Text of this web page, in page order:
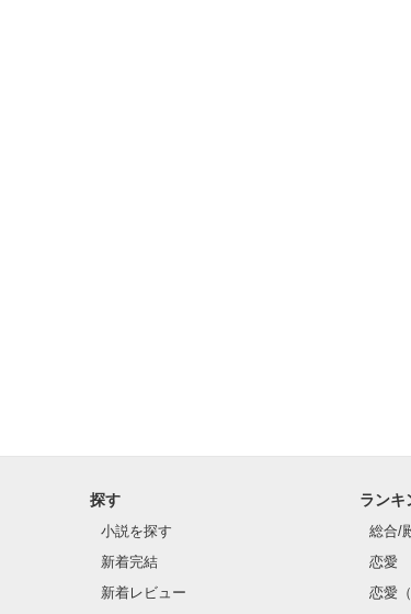
探す
小説を探す
新着完結
新着レビュー
ランキ
総合/
恋愛
恋愛